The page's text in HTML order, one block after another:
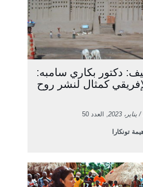
دكتور بكاري سامبه:
كمثال لنشر روح
, العدد 50
تونكارا